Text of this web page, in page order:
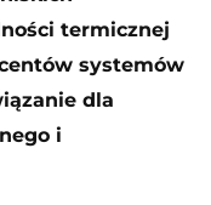
termicznej
systemów
dla
i